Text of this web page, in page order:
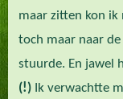
maar zitten kon ik
toch maar naar
stuurde. En jawel
(!) Ik verwachtte